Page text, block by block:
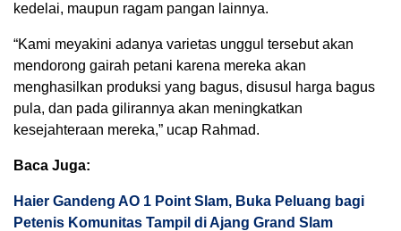
kedelai, maupun ragam pangan lainnya.
“Kami meyakini adanya varietas unggul tersebut akan
mendorong gairah petani karena mereka akan
menghasilkan produksi yang bagus, disusul harga bagus
pula, dan pada gilirannya akan meningkatkan
kesejahteraan mereka,” ucap Rahmad.
Baca Juga:
Haier Gandeng AO 1 Point Slam, Buka Peluang bagi
Petenis Komunitas Tampil di Ajang Grand Slam